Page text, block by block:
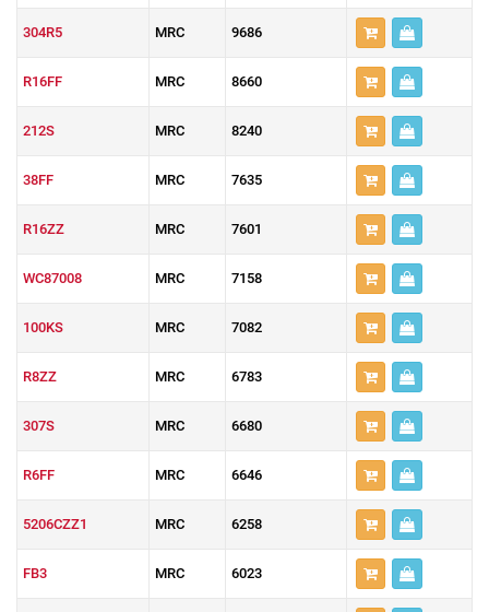
304R5 MRC 9686
R16FF MRC 8660
212S MRC 8240
38FF MRC 7635
R16ZZ MRC 7601
WC87008 MRC 7158
100KS MRC 7082
R8ZZ MRC 6783
307S MRC 6680
R6FF MRC 6646
5206CZZ1 MRC 6258
FB3 MRC 6023